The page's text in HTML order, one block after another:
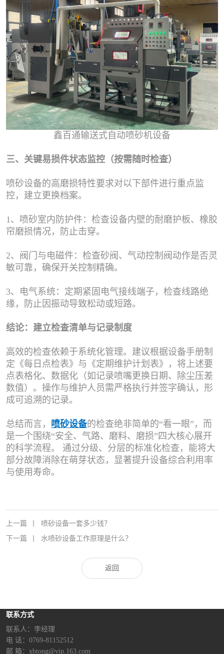
鑫百通输送式自动喷砂机设备
三、关键易损件状态监控（按需随时检查）
喷砂设备的高磨损特性要求对以下部件进行重点监
控，建立更换档案。
1、喷砂室内防护件：检查设备内壁的耐磨护板、橡胶
帘磨损情况，防止击穿。
2、阀门与电磁件：检查砂阀、气动控制阀动作是否灵
敏可靠，确保开关控制精确。
3、电气系统：定期紧固电气接线端子，检查线路绝
缘，防止因振动导致松动或短路。
结论：建立检查清单与记录制度
高效的检查依赖于系统化管理。建议根据设备手册制
定《每日点检表》与《定期维护计划表》，将上述要
点表格化、数据化（如记录喷嘴更换日期、除尘压差
数值）。操作与维护人员需严格执行并签字确认，形
成可追溯的记录。
总结而言， 喷砂设备的检查绝非简单的“看一眼”，而
是一个围绕“安全、气路、磨料、磨损”四大核心展开
的科学流程。 通过分级、分层的标准化检查，能将大
部分故障消除在萌芽状态，显著提升设备综合利用率
与使用寿命。
上一篇
喷砂设备一套多少钱？
下一篇
水喷砂设备工作原理是什么？
返回
联系方式
联系人：李经理‬
电 话：0769-81152512
邮 箱：xbtong@vip.163.com